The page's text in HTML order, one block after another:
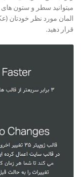
میتوانید سطر و ستون های
المان مورد نظر خودتان
قرار دهید.